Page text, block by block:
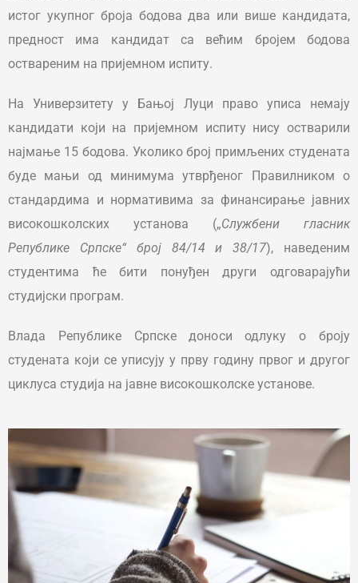
истог укупног броја бодова два или више кандидата,
предност има кандидат са већим бројем бодова
оствареним на пријемном испиту.
На Универзитету у Бањој Луци право уписа немају
кандидати који на пријемном испиту нису остварили
најмање 15 бодова. Уколико број примљених студената
буде мањи од минимума утврђеног Правилником о
стандардима и нормативима за финансирање јавних
високошколских установа („Службени гласник
Републике Српске“ број 84/14 и 38/17), наведеним
студентима ће бити понуђен други одговарајући
студијски програм.
Влада Републике Српске доноси одлуку о броју
студената који се уписују у прву годину првог и другог
циклуса студија на јавне високошколске установе.